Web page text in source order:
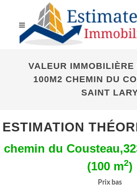
VALEUR IMMOBILIÈRE
100M2 CHEMIN DU
SAINT
ESTIMATION
chemin du
(100 m2)
Prix bas